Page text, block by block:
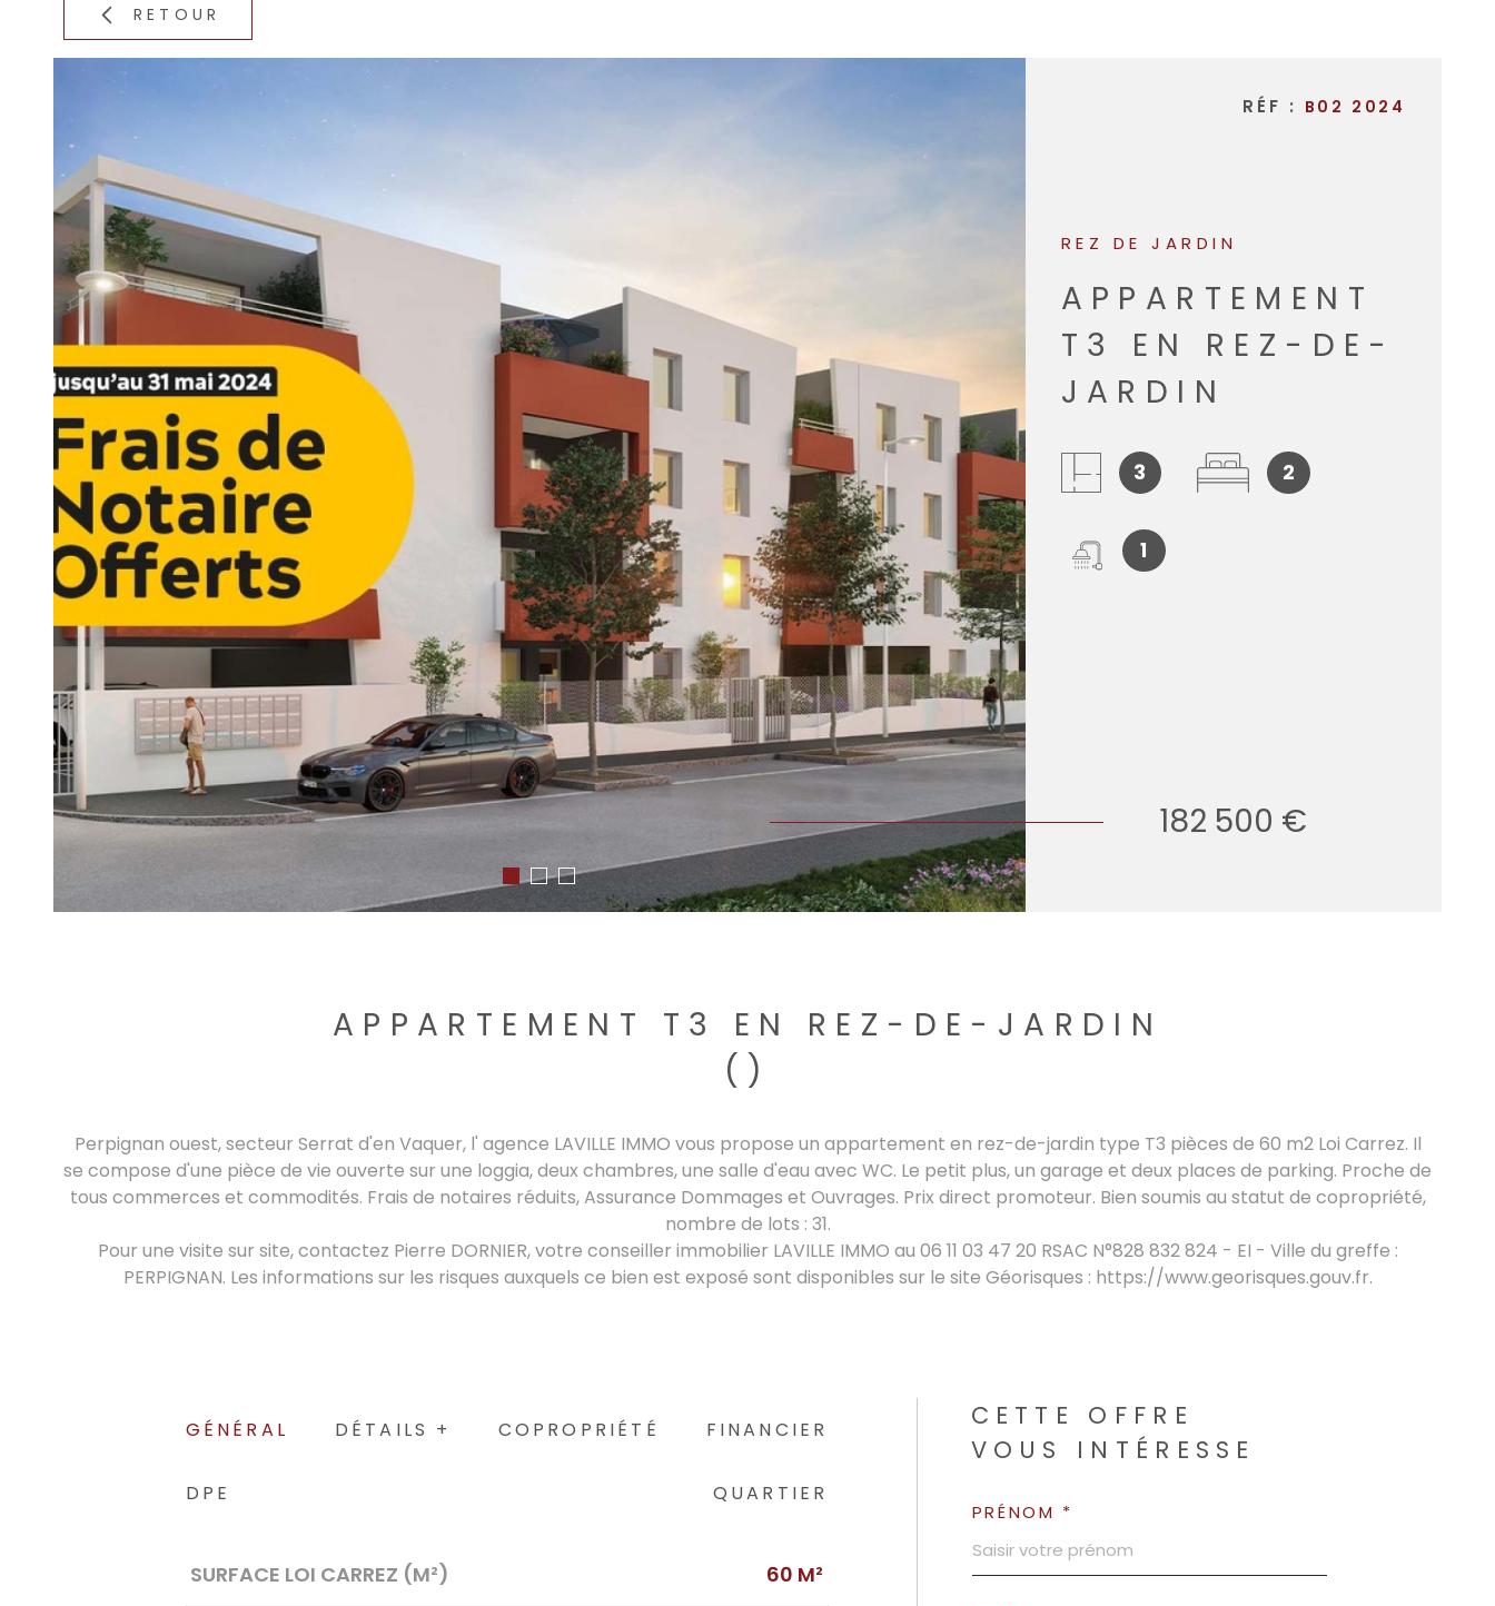
RETOUR
RÉF : B02 2024
REZ DE JARDIN
APPARTEMENT
T3 EN REZ-DE-
JARDIN
3 2
1
182 500 €
APPARTEMENT T3 EN REZ-DE-JARDIN
()
Perpignan ouest, secteur Serrat d'en Vaquer, l' agence LAVILLE IMMO vous propose un appartement en rez-de-jardin type T3 pièces de 60 m2 Loi Carrez. Il
se compose d'une pièce de vie ouverte sur une loggia, deux chambres, une salle d'eau avec WC. Le petit plus, un garage et deux places de parking. Proche de
tous commerces et commodités. Frais de notaires réduits, Assurance Dommages et Ouvrages. Prix direct promoteur. Bien soumis au statut de copropriété,
nombre de lots : 31.
Pour une visite sur site, contactez Pierre DORNIER, votre conseiller immobilier LAVILLE IMMO au 06 11 03 47 20 RSAC N°828 832 824 - EI - Ville du greffe :
PERPIGNAN. Les informations sur les risques auxquels ce bien est exposé sont disponibles sur le site Géorisques : https://www.georisques.gouv.fr.
GÉNÉRAL DÉTAILS + COPROPRIÉTÉ FINANCIER
DPE QUARTIER
Caractérisque Valeurs
SURFACE LOI CARREZ (M²) 60 M²
CETTE OFFRE
VOUS INTÉRESSE
PRÉNOM *